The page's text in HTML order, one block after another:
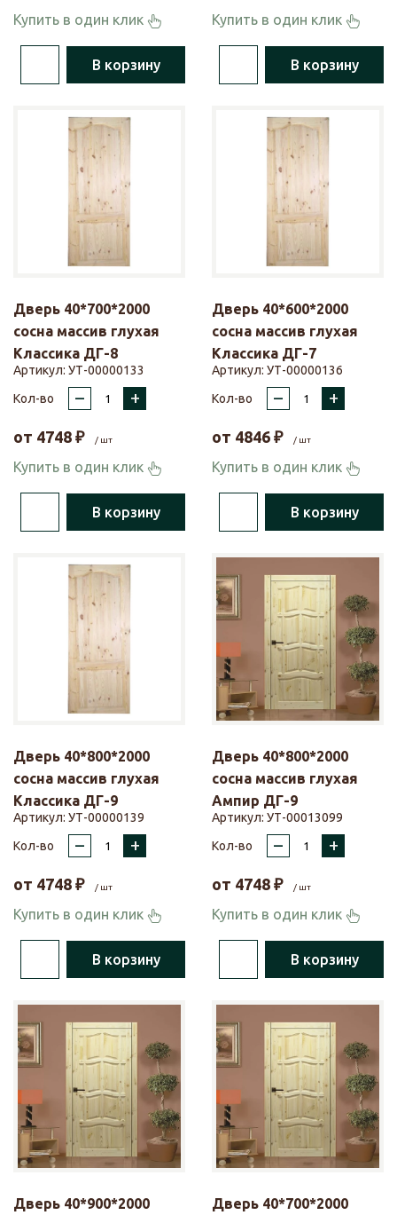
Купить в один клик
В корзину
Купить в один клик
В корзину
Дверь 40*700*2000
сосна массив глухая
Классика ДГ-8
Артикул: УТ-00000133
Кол-во
– +
от 4748 ₽ / шт
Купить в один клик
В корзину
Дверь 40*600*2000
сосна массив глухая
Классика ДГ-7
Артикул: УТ-00000136
Кол-во
– +
от 4846 ₽ / шт
Купить в один клик
В корзину
Дверь 40*800*2000
сосна массив глухая
Классика ДГ-9
Артикул: УТ-00000139
Кол-во
– +
от 4748 ₽ / шт
Купить в один клик
В корзину
Дверь 40*800*2000
сосна массив глухая
Ампир ДГ-9
Артикул: УТ-00013099
Кол-во
– +
от 4748 ₽ / шт
Купить в один клик
В корзину
Дверь 40*900*2000
Дверь 40*700*2000